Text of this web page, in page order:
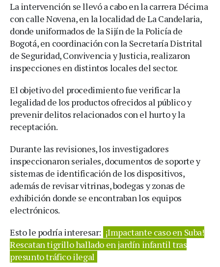
La intervención se llevó a cabo en la carrera Décima
con calle Novena, en la localidad de La Candelaria,
donde uniformados de la Sijín de la Policía de
Bogotá, en coordinación con la Secretaría Distrital
de Seguridad, Convivencia y Justicia, realizaron
inspecciones en distintos locales del sector.
El objetivo del procedimiento fue verificar la
legalidad de los productos ofrecidos al público y
prevenir delitos relacionados con el hurto y la
receptación.
Durante las revisiones, los investigadores
inspeccionaron seriales, documentos de soporte y
sistemas de identificación de los dispositivos,
además de revisar vitrinas, bodegas y zonas de
exhibición donde se encontraban los equipos
electrónicos.
Esto le podría interesar: ¡Impactante caso en Suba!
Rescatan tigrillo hallado en jardín infantil tras
presunto tráfico ilegal